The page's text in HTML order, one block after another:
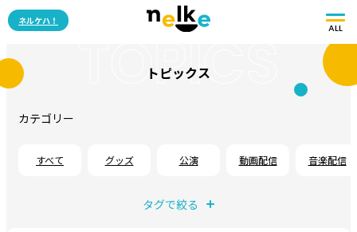
ネルケハ！
ALL
TOPICS
トピックス
カテゴリー
すべて グッズ 公演 動画配信 音楽配信
タグで絞る